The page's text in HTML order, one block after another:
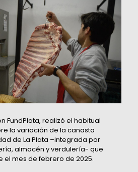
FundPlata, realizó el habitual
la variación de la canasta
de La Plata –integrada por
almacén y verdulería- que
el mes de febrero de 2025.